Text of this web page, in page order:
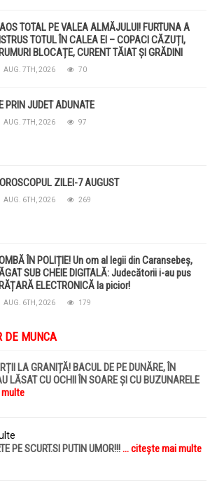
TOTAL PE VALEA ALMĂJULUI! FURTUNA A
TOTUL ÎN CALEA EI – COPACI CĂZUȚI,
BLOCAȚE, CURENT TĂIAT ȘI GRĂDINI
DE GRINDINĂ!
AUG. 7TH, 2026 70
PRIN JUDET ADUNATE
AUG. 7TH, 2026 97
ZILEI-7 AUGUST
AUG. 6TH, 2026 269
ÎN POLIȚIE! Un om al legii din Caransebeș,
SUB CHEIE DIGITALĂ: Judecătorii i-au pus
ELECTRONICĂ la picior!
AUG. 6TH, 2026 179
DE MUNCA
LA GRANIȚĂ! BACUL DE PE DUNĂRE, ÎN
LĂSAT CU OCHII ÎN SOARE ȘI CU BUZUNARELE
PE SCURT.SI PUTIN UMOR!!!... citește mai multe